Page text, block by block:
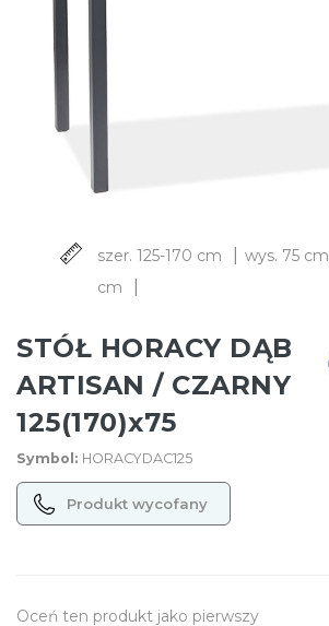
szer. 125-170 cm wys. 75 cm
cm
STÓŁ HORACY DĄB
ARTISAN / CZARNY
125(170)x75
Symbol: HORACYDAC125
Produkt wycofany
Oceń ten produkt jako pierwszy